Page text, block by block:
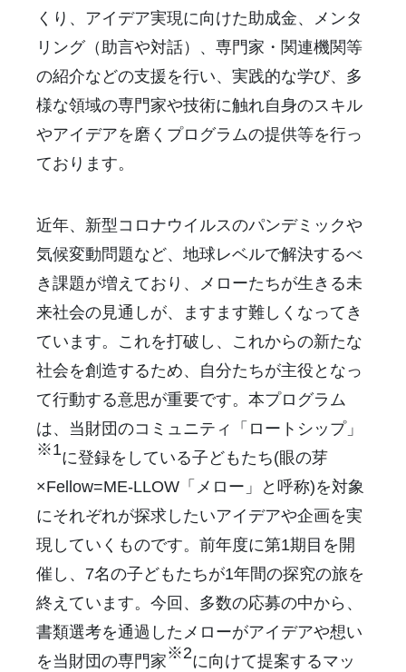
くり、アイデア実現に向けた助成金、メンタ
リング（助言や対話）、専門家・関連機関等
の紹介などの支援を行い、実践的な学び、多
様な領域の専門家や技術に触れ自身のスキル
やアイデアを磨くプログラムの提供等を行っ
ております。
近年、新型コロナウイルスのパンデミックや
気候変動問題など、地球レベルで解決するべ
き課題が増えており、メローたちが生きる未
来社会の見通しが、ますます難しくなってき
ています。これを打破し、これからの新たな
社会を創造するため、自分たちが主役となっ
て行動する意思が重要です。本プログラム
は、当財団のコミュニティ「ロートシップ」
※1に登録をしている子どもたち(眼の芽
×Fellow=ME-LLOW「メロー」と呼称)を対象
にそれぞれが探求したいアイデアや企画を実
現していくものです。前年度に第1期目を開
催し、7名の子どもたちが1年間の探究の旅を
終えています。今回、多数の応募の中から、
書類選考を通過したメローがアイデアや想い
を当財団の専門家※2に向けて提案するマッ